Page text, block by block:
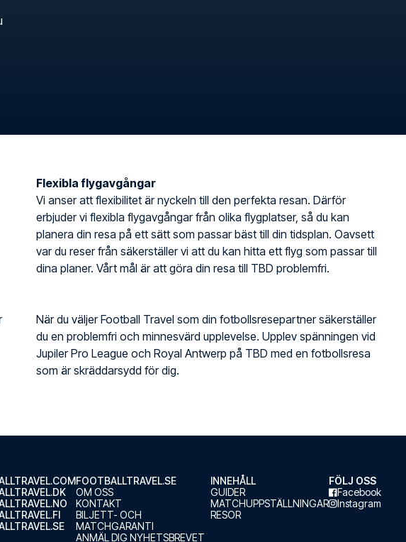
Flexibla flygavgångar
Vi anser att flexibilitet är nyckeln till den perfekta resan. Därför
erbjuder vi flexibla flygavgångar från olika flygplatser, så du kan
planera din resa på ett sätt som passar bäst till din tidsplan. Oavsett
var du reser från säkerställer vi att du kan hitta ett flyg som passar till
dina planer. Vårt mål är att göra din resa till TBD problemfri.
När du väljer Football Travel som din fotbollsresepartner säkerställer
du en problemfri och minnesvärd upplevelse. Upplev spänningen vid
Jupiler Pro League och Royal Antwerp på TBD med en fotbollsresa
som är skräddarsydd för dig.
FOOTBALLTRAVEL.SE
OM OSS
KONTAKT
BILJETT- OCH
MATCHGARANTI
ANMÄL DIG NYHETSBREVET
INNEHÅLL
GUIDER
MATCHUPPSTÄLLNINGAR
RESOR
FÖLJ OSS
Facebook
Instagram